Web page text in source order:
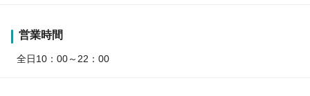
営業時間
全日10：00～22：00